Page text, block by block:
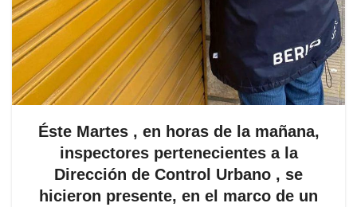
Éste Martes , en horas de la mañana,
inspectores pertenecientes a la
Dirección de Control Urbano , se
hicieron presente, en el marco de un